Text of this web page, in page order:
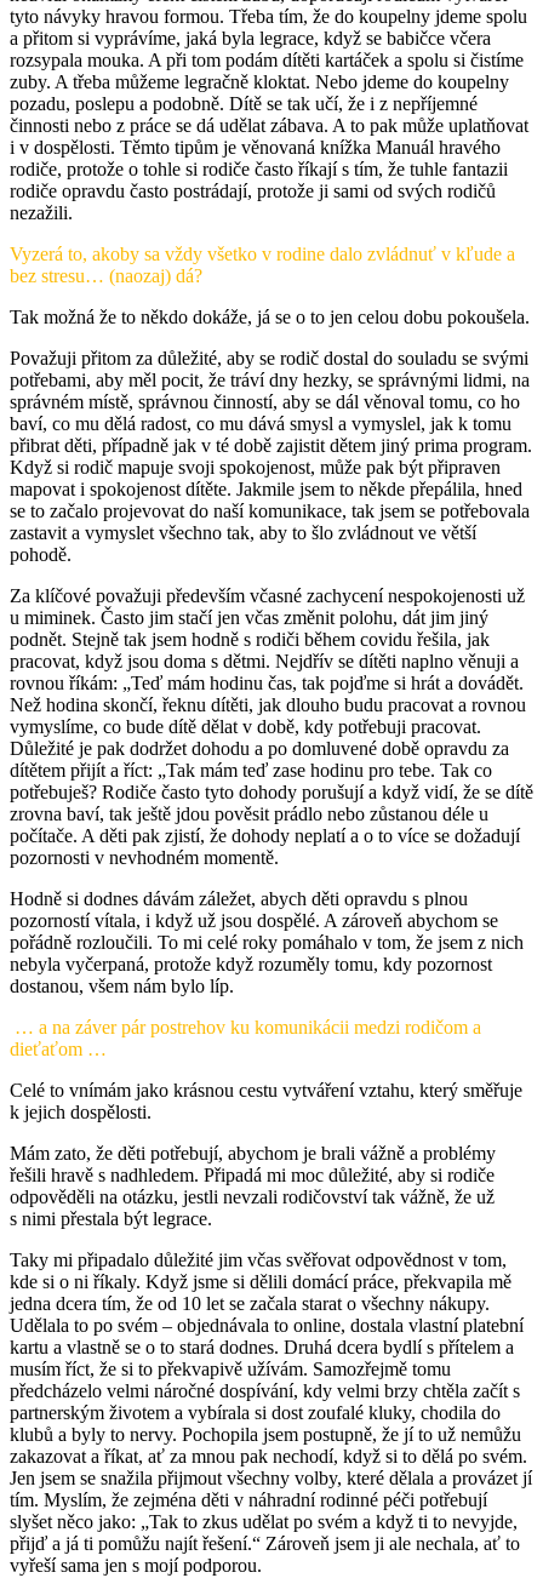
tyto návyky hravou formou. Třeba tím, že do koupelny jdeme spolu
a přitom si vyprávíme, jaká byla legrace, když se babičce včera
rozsypala mouka. A při tom podám dítěti kartáček a spolu si čistíme
zuby. A třeba můžeme legračně kloktat. Nebo jdeme do koupelny
pozadu, poslepu a podobně. Dítě se tak učí, že i z nepříjemné
činnosti nebo z práce se dá udělat zábava. A to pak může uplatňovat
i v dospělosti. Těmto tipům je věnovaná knížka Manuál hravého
rodiče, protože o tohle si rodiče často říkají s tím, že tuhle fantazii
rodiče opravdu často postrádají, protože ji sami od svých rodičů
nezažili.
Vyzerá to, akoby sa vždy všetko v rodine dalo zvládnuť v kľude a
bez stresu… (naozaj) dá?
Tak možná že to někdo dokáže, já se o to jen celou dobu pokoušela.
Považuji přitom za důležité, aby se rodič dostal do souladu se svými
potřebami, aby měl pocit, že tráví dny hezky, se správnými lidmi, na
správném místě, správnou činností, aby se dál věnoval tomu, co ho
baví, co mu dělá radost, co mu dává smysl a vymyslel, jak k tomu
přibrat děti, případně jak v té době zajistit dětem jiný prima program.
Když si rodič mapuje svoji spokojenost, může pak být připraven
mapovat i spokojenost dítěte. Jakmile jsem to někde přepálila, hned
se to začalo projevovat do naší komunikace, tak jsem se potřebovala
zastavit a vymyslet všechno tak, aby to šlo zvládnout ve větší
pohodě.
Za klíčové považuji především včasné zachycení nespokojenosti už
u miminek. Často jim stačí jen včas změnit polohu, dát jim jiný
podnět. Stejně tak jsem hodně s rodiči během covidu řešila, jak
pracovat, když jsou doma s dětmi. Nejdřív se dítěti naplno věnuji a
rovnou říkám: „Teď mám hodinu čas, tak pojďme si hrát a dovádět.
Než hodina skončí, řeknu dítěti, jak dlouho budu pracovat a rovnou
vymyslíme, co bude dítě dělat v době, kdy potřebuji pracovat.
Důležité je pak dodržet dohodu a po domluvené době opravdu za
dítětem přijít a říct: „Tak mám teď zase hodinu pro tebe. Tak co
potřebuješ? Rodiče často tyto dohody porušují a když vidí, že se dítě
zrovna baví, tak ještě jdou pověsit prádlo nebo zůstanou déle u
počítače. A děti pak zjistí, že dohody neplatí a o to více se dožadují
pozornosti v nevhodném momentě.
Hodně si dodnes dávám záležet, abych děti opravdu s plnou
pozorností vítala, i když už jsou dospělé. A zároveň abychom se
pořádně rozloučili. To mi celé roky pomáhalo v tom, že jsem z nich
nebyla vyčerpaná, protože když rozuměly tomu, kdy pozornost
dostanou, všem nám bylo líp.
… a na záver pár postrehov ku komunikácii medzi rodičom a
dieťaťom …
Celé to vnímám jako krásnou cestu vytváření vztahu, který směřuje
k jejich dospělosti.
Mám zato, že děti potřebují, abychom je brali vážně a problémy
řešili hravě s nadhledem. Připadá mi moc důležité, aby si rodiče
odpověděli na otázku, jestli nevzali rodičovství tak vážně, že už
s nimi přestala být legrace.
Taky mi připadalo důležité jim včas svěřovat odpovědnost v tom,
kde si o ni říkaly. Když jsme si dělili domácí práce, překvapila mě
jedna dcera tím, že od 10 let se začala starat o všechny nákupy.
Udělala to po svém – objednávala to online, dostala vlastní platební
kartu a vlastně se o to stará dodnes. Druhá dcera bydlí s přítelem a
musím říct, že si to překvapivě užívám. Samozřejmě tomu
předcházelo velmi náročné dospívání, kdy velmi brzy chtěla začít s
partnerským životem a vybírala si dost zoufalé kluky, chodila do
klubů a byly to nervy. Pochopila jsem postupně, že jí to už nemůžu
zakazovat a říkat, ať za mnou pak nechodí, když si to dělá po svém.
Jen jsem se snažila přijmout všechny volby, které dělala a provázet jí
tím. Myslím, že zejména děti v náhradní rodinné péči potřebují
slyšet něco jako: „Tak to zkus udělat po svém a když ti to nevyjde,
přijď a já ti pomůžu najít řešení.“ Zároveň jsem ji ale nechala, ať to
vyřeší sama jen s mojí podporou.